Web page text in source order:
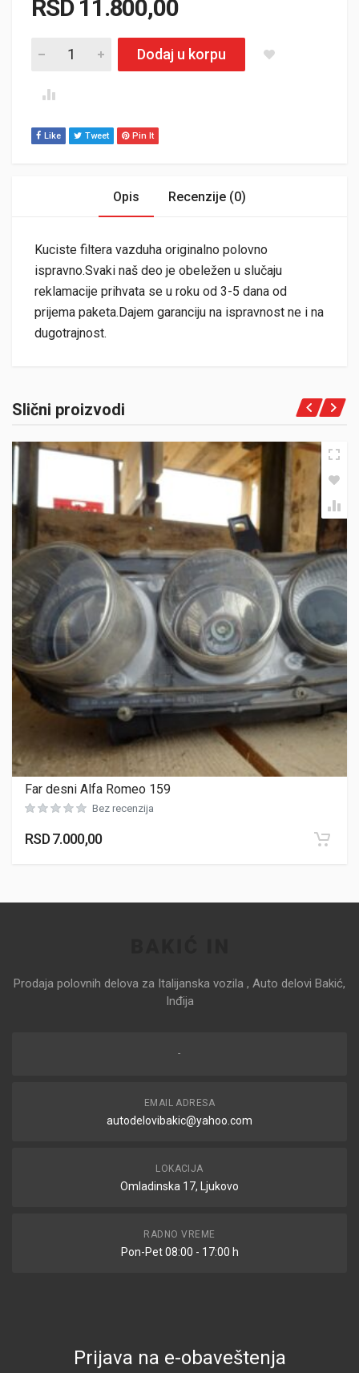
RSD11.800,00
Kućište filtera vazduha Lancia Delta 2.0 mjet quantity
Dodaj u korpu
Like Tweet Pin It
Opis Recenzije (0)
Kuciste filtera vazduha originalno polovno
ispravno.Svaki naš deo je obeležen u slučaju
reklamacije prihvata se u roku od 3-5 dana od
prijema paketa.Dajem garanciju na ispravnost ne i na
dugotrajnost.
Slični proizvodi
Far desni Alfa Romeo 159
Bez recenzija
RSD7.000,00
Prodaja polovnih delova za Italijanska vozila , Auto delovi Bakić,
Inđija
-
EMAIL ADRESA
autodelovibakic@yahoo.com
LOKACIJA
Omladinska 17, Ljukovo
RADNO VREME
Pon-Pet 08:00 - 17:00 h
Prijava na e-obaveštenja